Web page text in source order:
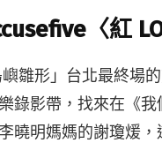
〈紅
雛形」台北最終場
錄影帶，找來在《我
曉明媽媽的謝瓊煖，